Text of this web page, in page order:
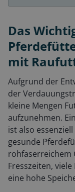
Das
mit
Aufgrund der
der
kleine Mengen
aufzunehmen.
ist also
gesunde
rohfaserreichem
Fresszeiten,
eine hohe